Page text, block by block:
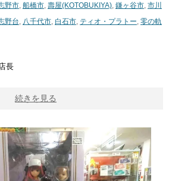
野市, 船橋市, 壽屋(KOTOBUKIYA), 鎌ヶ谷市, 市川
野台, 八千代市, 白石市, ティオ・プラトー, 零の軌
長
続きを見る